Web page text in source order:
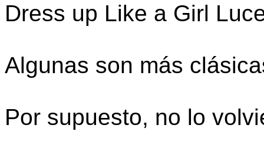
Dress up Like a Girl
Algunas son más
Por supuesto, no lo